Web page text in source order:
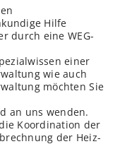
Hilfe
durch eine WEG-
einer
wie auch
möchten Sie
an uns wenden.
Koordination der
der Heiz-